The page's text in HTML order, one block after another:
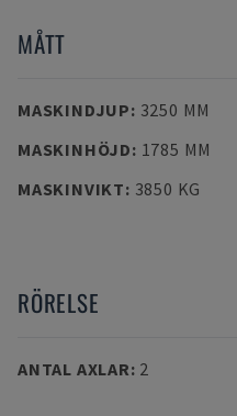
MÅTT
MASKINDJUP: 3250 MM
MASKINHÖJD: 1785 MM
MASKINVIKT: 3850 KG
RÖRELSE
ANTAL AXLAR: 2